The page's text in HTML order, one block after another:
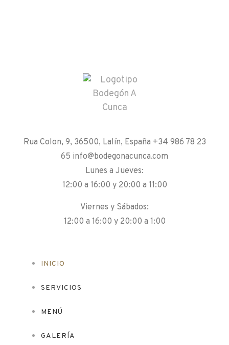
Rua Colon, 9, 36500, Lalín, España +34 986 78 23
65 info@bodegonacunca.com
Lunes a Jueves:
12:00 a 16:00 y 20:00 a 11:00
Viernes y Sábados:
12:00 a 16:00 y 20:00 a 1:00
INICIO
SERVICIOS
MENÚ
GALERÍA